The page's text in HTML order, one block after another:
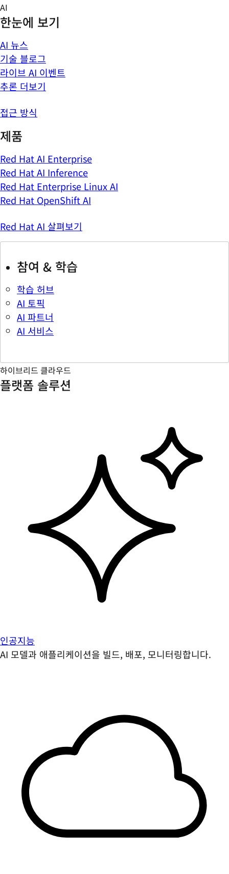
Skip
to
content
AI
한눈에 보기
AI 뉴스
기술 블로그
라이브 AI 이벤트
추론 더보기
접근 방식
제품
Red Hat AI Enterprise
Red Hat AI Inference
Red Hat Enterprise Linux AI
Red Hat OpenShift AI
Red Hat AI 살펴보기
참여 & 학습
학습 허브
AI 토픽
AI 파트너
AI 서비스
하이브리드 클라우드
플랫폼 솔루션
인공지능
AI 모델과 애플리케이션을 빌드, 배포, 모니터링합니다.